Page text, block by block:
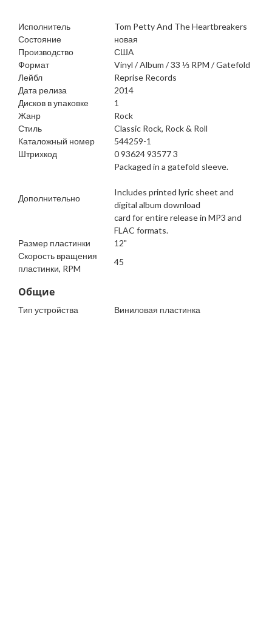
Исполнитель
Tom Petty And The Heartbreakers
Состояние
новая
Производство
США
Формат
Vinyl / Album / 33 ⅓ RPM / Gatefold
Лейбл
Reprise Records
Дата релиза
2014
Дисков в упаковке
1
Жанр
Rock
Стиль
Classic Rock, Rock & Roll
Каталожный номер
544259-1
Штрихкод
0 93624 93577 3
Дополнительно
Packaged in a gatefold sleeve.
Includes printed lyric sheet and
digital album download
card for entire release in MP3 and
FLAC formats.
Размер пластинки
12"
Скорость вращения
пластинки, RPM
45
Общие
Тип устройства Виниловая пластинка